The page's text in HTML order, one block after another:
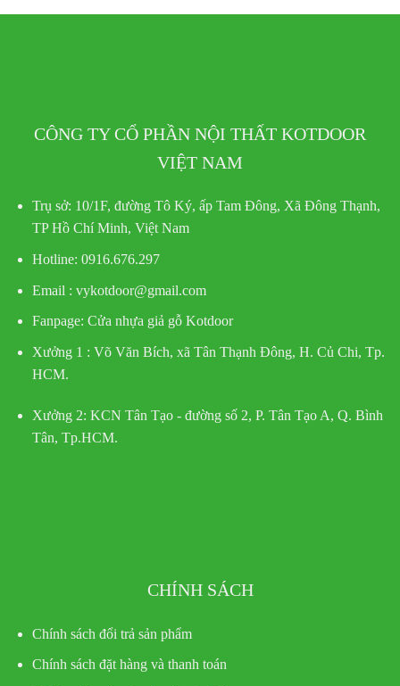
CÔNG TY CỔ PHẦN NỘI THẤT KOTDOOR
VIỆT NAM
Trụ sở: 10/1F, đường Tô Ký, ấp Tam Đông, Xã Đông Thạnh,
TP Hồ Chí Minh, Việt Nam
Hotline: 0916.676.297
Email : vykotdoor@gmail.com
Fanpage: Cửa nhựa giả gỗ Kotdoor
Xưởng 1 : Võ Văn Bích, xã Tân Thạnh Đông, H. Củ Chi, Tp.
HCM.
Xưởng 2: KCN Tân Tạo - đường số 2, P. Tân Tạo A, Q. Bình
Tân, Tp.HCM.
CHÍNH SÁCH
Chính sách đổi trả sản phẩm
Chính sách đặt hàng và thanh toán